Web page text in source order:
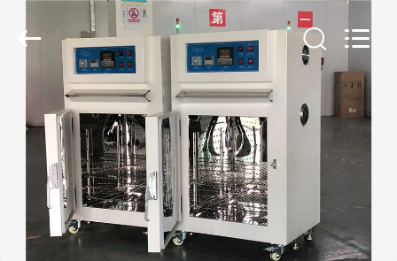
CASA
PRODOTTI
CIRCA
NOI
Technology